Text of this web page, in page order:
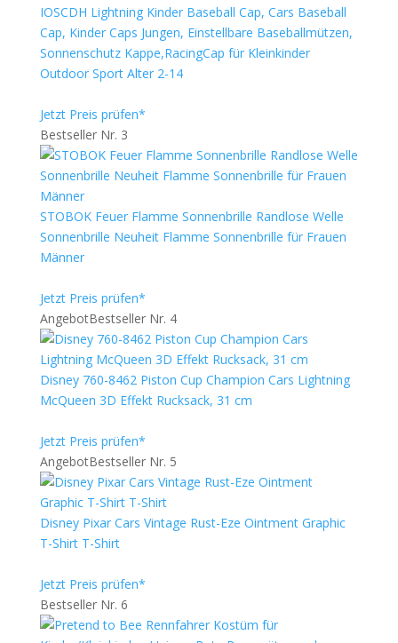
IOSCDH Lightning Kinder Baseball Cap, Cars Baseball
Cap, Kinder Caps Jungen, Einstellbare Baseballmützen,
Sonnenschutz Kappe,RacingCap für Kleinkinder
Outdoor Sport Alter 2-14
Jetzt Preis prüfen*
Bestseller Nr. 3
STOBOK Feuer Flamme Sonnenbrille Randlose Welle
Sonnenbrille Neuheit Flamme Sonnenbrille für Frauen
Männer
Jetzt Preis prüfen*
AngebotBestseller Nr. 4
Disney 760-8462 Piston Cup Champion Cars Lightning
McQueen 3D Effekt Rucksack, 31 cm
Jetzt Preis prüfen*
AngebotBestseller Nr. 5
Disney Pixar Cars Vintage Rust-Eze Ointment Graphic
T-Shirt T-Shirt
Jetzt Preis prüfen*
Bestseller Nr. 6